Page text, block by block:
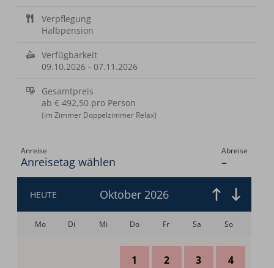
Verpflegung
Halbpension
Verfügbarkeit
09.10.2026 -07.11.2026
Gesamtpreis
ab€ 492,50 pro Person
(im Zimmer Doppelzimmer Relax)